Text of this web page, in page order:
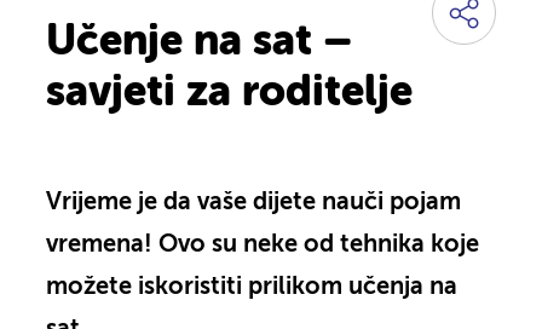
Učenje na sat –
savjeti za roditelje
Vrijeme je da vaše dijete nauči pojam
vremena! Ovo su neke od tehnika koje
možete iskoristiti prilikom učenja na